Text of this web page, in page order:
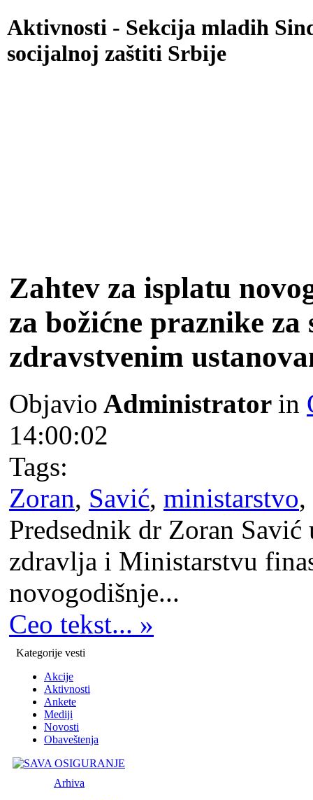
Aktivnosti - Sekcija mladih
socijalnoj zaštiti Srbije
Zahtev za isplatu
za božićne praznike za
zdravstvenim
Objavio Administrator in
14:00:02
Tags:
Zoran, Savić, ministarstvo,
Predsednik dr Zoran
zdravlja i Ministarstvu
novogodišnje...
Ceo tekst... »
Kategorije vesti
Akcije
Aktivnosti
Ankete
Mediji
Novosti
Obaveštenja
Arhiva